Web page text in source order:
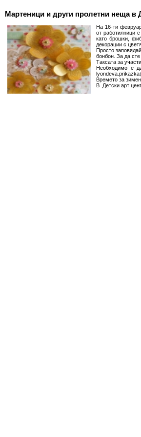
Мартеници и други пролетни неща в
На 16-ти
от работилници
като брошки,
декорации с
Просто
бонбон. За да
Таксата за
Необходимо е
Времето за
В Детски арт